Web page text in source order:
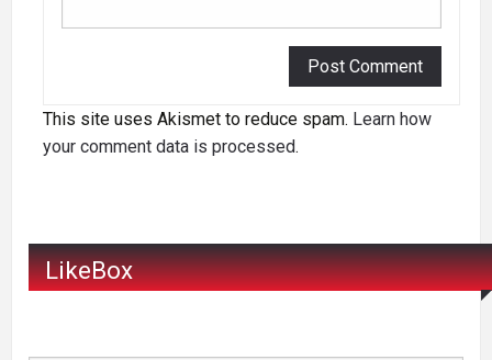
This site uses Akismet to reduce spam. Learn how
your comment data is processed.
LikeBox